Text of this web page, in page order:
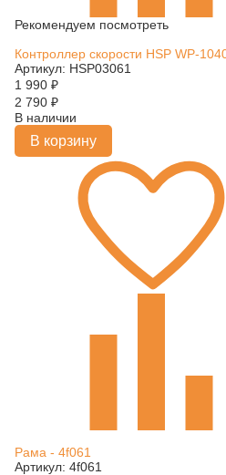
Рекомендуем посмотреть
Контроллер скорости HSP WP-
Артикул: HSP03061
1 990 ₽
2 790 ₽
В наличии
В корзину
Рама - 4f061
Артикул: 4f061